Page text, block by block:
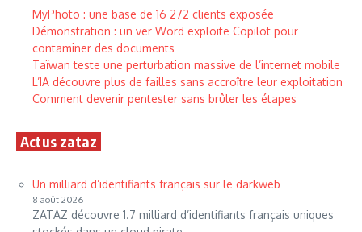
MyPhoto : une base de 16 272 clients exposée
Démonstration : un ver Word exploite Copilot pour
contaminer des documents
Taïwan teste une perturbation massive de l’internet mobile
L’IA découvre plus de failles sans accroître leur exploitation
Comment devenir pentester sans brûler les étapes
Actus zataz
Un milliard d’identifiants français sur le darkweb
8 août 2026
ZATAZ découvre 1.7 milliard d’identifiants français uniques